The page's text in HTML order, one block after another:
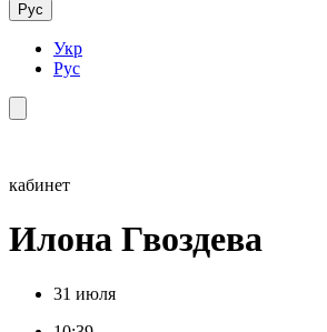
Рус
Укр
Рус
кабинет
Илона Гвоздева
31 июля